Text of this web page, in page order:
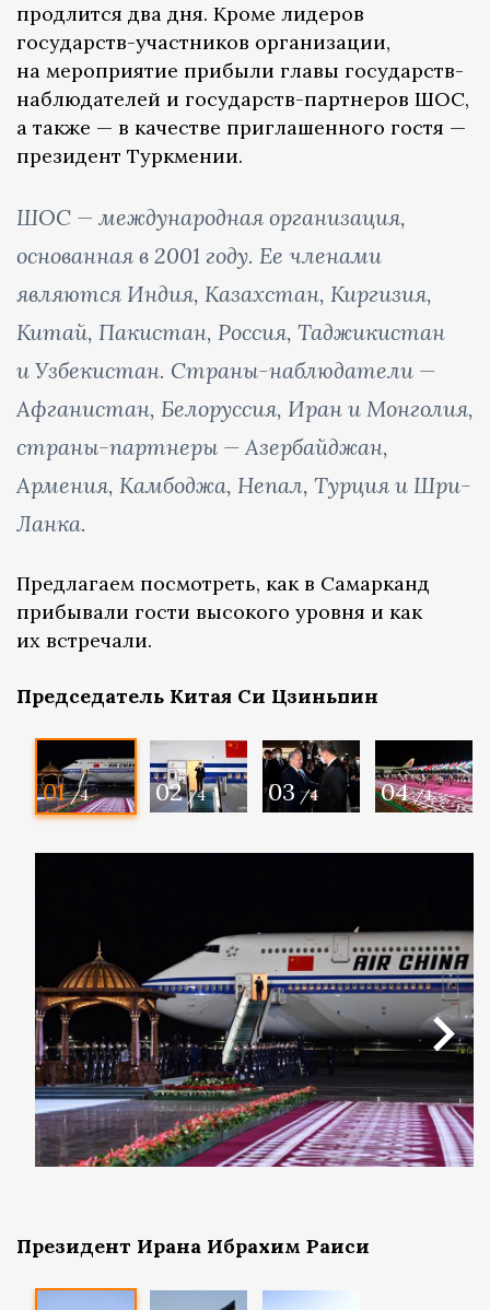
продлится два дня. Кроме лидеров
государств-участников организации,
на мероприятие прибыли главы государств-
наблюдателей и государств-партнеров ШОС,
а также — в качестве приглашенного гостя —
президент Туркмении.
ШОС — международная организация,
основанная в 2001 году. Ее членами
являются Индия, Казахстан, Киргизия,
Китай, Пакистан, Россия, Таджикистан
и Узбекистан. Страны-наблюдатели —
Афганистан, Белоруссия, Иран и Монголия,
страны-партнеры — Азербайджан,
Армения, Камбоджа, Непал, Турция и Шри-
Ланка.
Предлагаем посмотреть, как в Самарканд
прибывали гости высокого уровня и как
их встречали.
Председатель Китая Си Цзиньпин
01 /4 02 /4 03 /4 04 /4
Президент Ирана Ибрахим Раиси